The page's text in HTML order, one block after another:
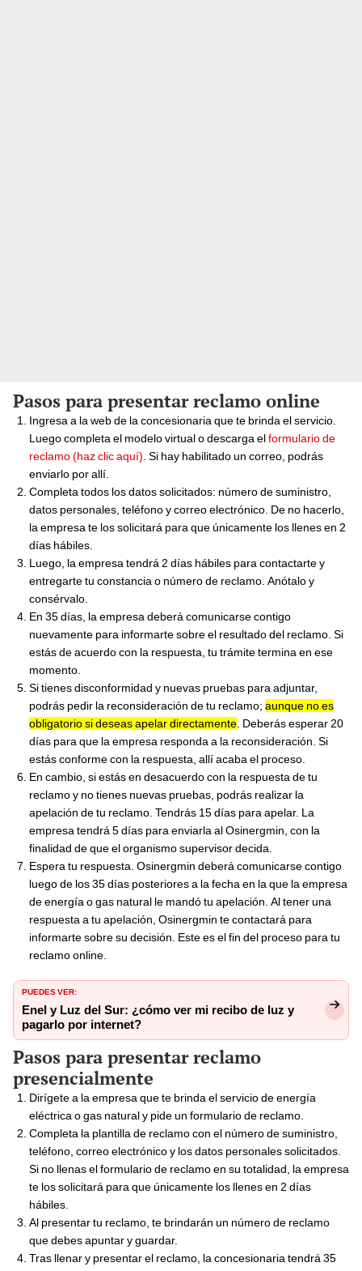
Pasos para presentar reclamo online
Ingresa a la web de la concesionaria que te brinda el servicio.
Luego completa el modelo virtual o descarga elformulario de
reclamo (haz clic aquí) . Si hay habilitado un correo, podrás
enviarlo por allí.
Completa todos los datos solicitados: número de suministro,
datos personales, teléfono y correo electrónico. De no hacerlo,
la empresa te los solicitará para que únicamente los llenes en 2
días hábiles.
Luego, la empresa tendrá 2 días hábiles para contactarte y
entregarte tu constancia o número de reclamo. Anótalo y
consérvalo.
En 35 días, la empresa deberá comunicarse contigo
nuevamente para informarte sobre el resultado del reclamo. Si
estás de acuerdo con la respuesta, tu trámite termina en ese
momento.
Si tienes disconformidad y nuevas pruebas para adjuntar,
podrás pedir la reconsideración de tu reclamo; aunque no es
obligatorio si deseas apelar directamente . Deberás esperar 20
días para que la empresa responda a la reconsideración. Si
estás conforme con la respuesta, allí acaba el proceso.
En cambio, si estás en desacuerdo con la respuesta de tu
reclamo y no tienes nuevas pruebas, podrás realizar la
apelación de tu reclamo. Tendrás 15 días para apelar. La
empresa tendrá 5 días para enviarla al Osinergmin, con la
finalidad de que el organismo supervisor decida.
Espera tu respuesta. Osinergmin deberá comunicarse contigo
luego de los 35 días posteriores a la fecha en la que la empresa
de energía o gas natural le mandó tu apelación. Al tener una
respuesta a tu apelación, Osinergmin te contactará para
informarte sobre su decisión. Este es el fin del proceso para tu
reclamo online.
PUEDES VER:
Enel y Luz del Sur: ¿cómo ver mi recibo de luz y
pagarlo por internet?
Pasos para presentar reclamo
presencialmente
Dirígete a la empresa que te brinda el servicio de energía
eléctrica o gas natural y pide un formulario de reclamo.
Completa la plantilla de reclamo con el número de suministro,
teléfono, correo electrónico y los datos personales solicitados.
Si no llenas el formulario de reclamo en su totalidad, la empresa
te los solicitará para que únicamente los llenes en 2 días
hábiles.
Al presentar tu reclamo, te brindarán un número de reclamo
que debes apuntar y guardar.
Tras llenar y presentar el reclamo, la concesionaria tendrá 35